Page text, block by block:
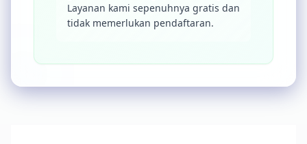
Layanan kami sepenuhnya gratis dan
tidak memerlukan pendaftaran.